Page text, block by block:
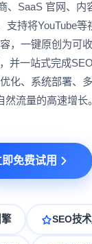
、SaaS 官网、内
支持将YouTube等
，一键原创为可
并一站式完成
化、系统部署、
然流量的高速增长。
即免费试用
SEO技